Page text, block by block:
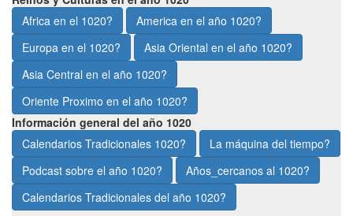
Africa en el 1020?
America en el año 1020?
Europa en el 1020?
Asia Oriental en el año 1020?
Asia Central en el año 1020?
Oriente Proximo en el año 1020?
Información general del año 1020
Calendarios Tradicionales 1020?
La máquina del tiempo?
Podcast sobre el año 1020?
Años_cercanos al 1020?
Calendarios Tradicionales del año 1020?